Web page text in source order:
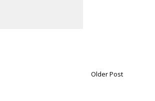
Older Post